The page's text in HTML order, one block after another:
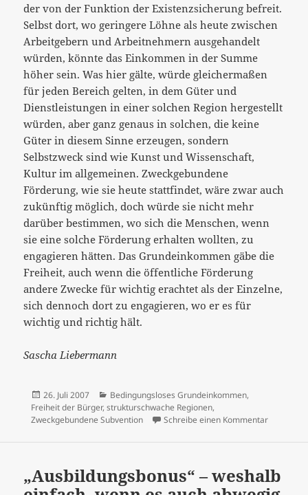
der von der Funktion der Existenzsicherung befreit.
Selbst dort, wo geringere Löhne als heute zwischen
Arbeitgebern und Arbeitnehmern ausgehandelt
würden, könnte das Einkommen in der Summe
höher sein. Was hier gälte, würde gleichermaßen
für jeden Bereich gelten, in dem Güter und
Dienstleistungen in einer solchen Region hergestellt
würden, aber ganz genaus in solchen, die keine
Güter in diesem Sinne erzeugen, sondern
Selbstzweck sind wie Kunst und Wissenschaft,
Kultur im allgemeinen. Zweckgebundene
Förderung, wie sie heute stattfindet, wäre zwar auch
zukünftig möglich, doch würde sie nicht mehr
darüber bestimmen, wo sich die Menschen, wenn
sie eine solche Förderung erhalten wollten, zu
engagieren hätten. Das Grundeinkommen gäbe die
Freiheit, auch wenn die öffentliche Förderung
andere Zwecke für wichtig erachtet als der Einzelne,
sich dennoch dort zu engagieren, wo er es für
wichtig und richtig hält.
Sascha Liebermann
Veröffentlicht
am
26. Juli 2007 Kategorien
Bedingungsloses Grundeinkommen,
Freiheit der Bürger, strukturschwache Regionen,
Zweckgebundene Subvention
Schreibe einen Kommentarzu
„Ausbildungsbonus“ – weshalb